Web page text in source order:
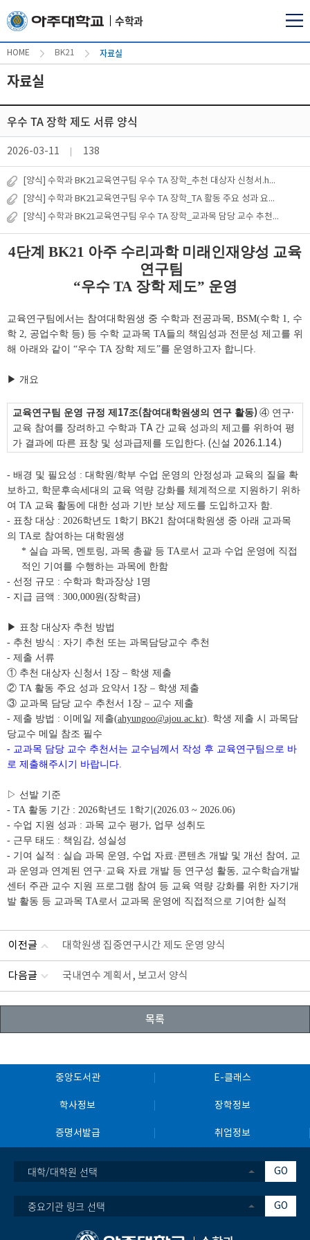
수학과
HOME BK21 자료실
자료실
우수 TA 장학 제도 서류 양식
2026-03-11 138
[양식] 수학과 BK21교육연구팀 우수 TA 장학_추천 대상자 신청서.hwp
[양식] 수학과 BK21교육연구팀 우수 TA 장학_TA 활동 주요 성과 요약서.hwp
[양식] 수학과 BK21교육연구팀 우수 TA 장학_교과목 담당 교수 추천서.hwp
4단계 BK21 아주 수리과학 미래인재양성 교육
연구팀
“우수 TA 장학 제도” 운영
교육연구팀에서는 참여대학원생 중 수학과 전공과목, BSM(수학 1, 수
학 2, 공업수학 등) 등 수학 교과목 TA들의 책임성과 전문성 제고를 위
해 아래와 같이 “우수 TA 장학 제도”를 운영하고자 합니다.
▶ 개요
교육연구팀 운영 규정 제 17조(참여대학원생의 연구 활동) ④ 연구·
교육 참여를 장려하고 수학과 TA 간 교육 성과의 제고를 위하여 평
가 결과에 따른 표창 및 성과급제를 도입한다. (신설 2026.1.14.)
- 배경 및 필요성 : 대학원/학부 수업 운영의 안정성과 교육의 질을 확
보하고, 학문후속세대의 교육 역량 강화를 체계적으로 지원하기 위하
여 TA 교육 활동에 대한 성과 기반 보상 제도를 도입하고자 함.
- 표창 대상 : 2026학년도 1학기 BK21 참여대학원생 중 아래 교과목
의 TA로 참여하는 대학원생
* 실습 과목, 멘토링 ,과목 총괄 등TA로서 교과 수업 운영에 직접
적인 기여를 수행하는 과목에 한함
- 선정 규모 : 수학과 학과장상 1명
- 지급 금액 : 300,000원(장학금)
▶ 표창 대상자 추천 방법
- 추천 방식 : 자기 추천 또는 과목담당교수 추천
- 제출 서류
① 추천 대상자 신청서 1장 – 학생 제출
② TA 활동 주요 성과 요약서 1장 – 학생 제출
③ 교과목 담당 교수 추천서 1장 – 교수 제출
- 제출 방법 : 이메일 제출(ahyungoo@ajou.ac.kr). 학생 제출 시 과목담
당교수 메일 참조 필수
- 교과목 담당 교수 추천서는 교수님께서 작성 후 교육연구팀으로 바
로 제출해주시기 바랍니다.
▷ 선발 기준
- TA 활동 기간 : 2026학년도 1학기 (2026.03 ~ 2026.06)
- 수업 지원 성과 : 과목 교수 평가, 업무 성취도
- 근무 태도 : 책임감, 성실성
- 기여 실적 : 실습 과목 운영 , 수업 자료· 콘텐츠 개발 및 개선 참여 , 교
과 운영과 연계된 연구· 교육 자료 개발 등 연구성 활동, 교수학습개발
센터 주관 교수 지원 프로그램 참여 등 교육 역량 강화를 위한 자기개
발 활동 등 교과목 TA로서 교과목 운영에 직접적으로 기여한 실적
이전글 대학원생 집중연구시간 제도 운영 양식
다음글 국내연수 계획서, 보고서 양식
목록
중앙도서관 E-클래스
학사정보 장학정보
증명서발급 취업정보
대학/대학원 선택 GO
중요기관 링크 선택 GO